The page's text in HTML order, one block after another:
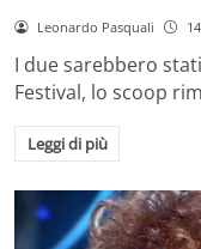
Leonardo Pasquali
I due sarebbero
Festival, lo scoop
Leggi di più